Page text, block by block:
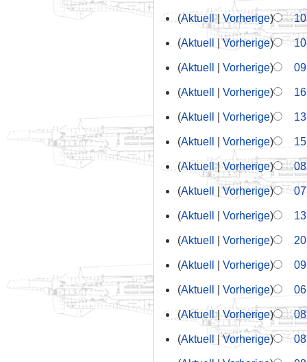
Aktuell Vorherige
Aktuell Vorherige
Aktuell Vorherige
Aktuell Vorherige
Aktuell Vorherige
Aktuell Vorherige
Aktuell Vorherige
Aktuell Vorherige
Aktuell Vorherige
Aktuell Vorherige
Aktuell Vorherige
Aktuell Vorherige
Aktuell Vorherige
Aktuell Vorherige